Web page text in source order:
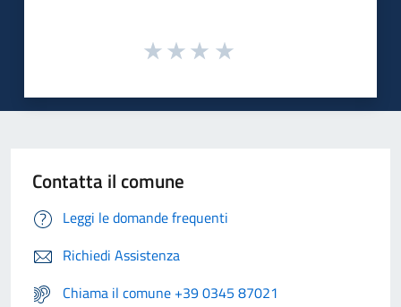
Contatta il comune
Leggi le domande frequenti
Richiedi Assistenza
Chiama il comune +39 0345 87021